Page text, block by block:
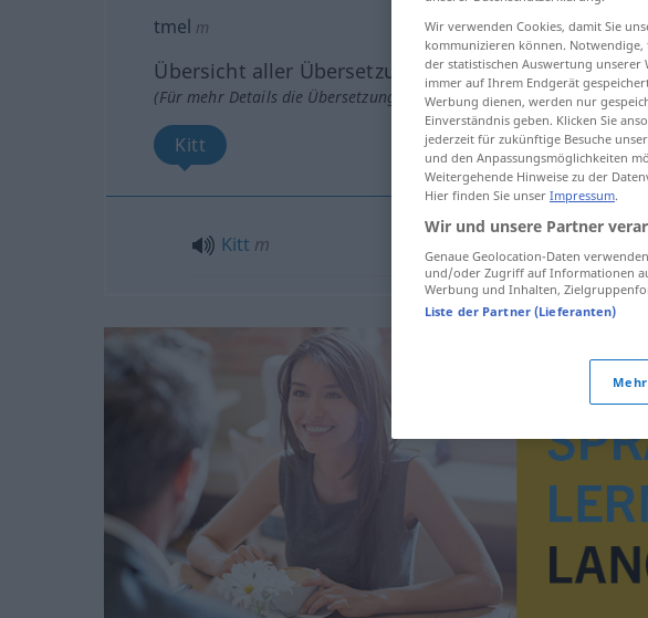
tmel m
Übersicht aller Übersetzungen
(Für mehr Details die Übersetzung anklicken/antippen)
Kitt
Kitt m
Wir verwenden Cookies, damit Sie
kommunizieren können.
der statistischen Auswertung
immer auf Ihrem Endgerät
Werbung dienen, werden nur
Einverständnis geben. Klicken Sie
jederzeit für zukünftige Besuche
und den Anpassungsmöglichkeiten
Weitergehende Hinweise zu der
Hier finden Sie unser Impressum.
Wir und unsere Partner
Genaue Geolocation-Daten
und/oder Zugriff auf Informationen
Werbung und Inhalten,
Liste der Partner (Lieferanten)